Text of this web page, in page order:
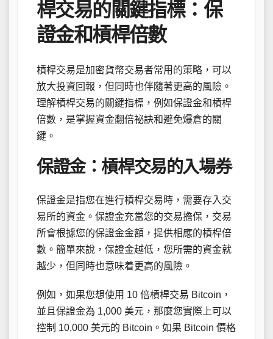
桿交易的關鍵指標：保
證金和槓桿倍數
槓桿交易是加密貨幣交易者常用的策略，可以
放大投資回報，但同時也伴隨著更高的風險。
理解槓桿交易的關鍵指標，例如保證金和槓桿
倍數，是掌握資金翻倍祕訣和避免爆倉的關
鍵。
保證金：槓桿交易的入場券
保證金是指您在進行槓桿交易時，需要存入交
易所的資金。保證金充當您的交易擔保，交易
所會根據您的保證金金額，提供相應的槓桿倍
數。簡單來說，保證金越低，您所需的資金就
越少，但同時也意味着更高的風險。
例如，如果您想使用 10 倍槓桿交易 Bitcoin，
並且保證金為 1,000 美元，那麼您實際上可以
控制 10,000 美元的 Bitcoin。如果 Bitcoin 價格